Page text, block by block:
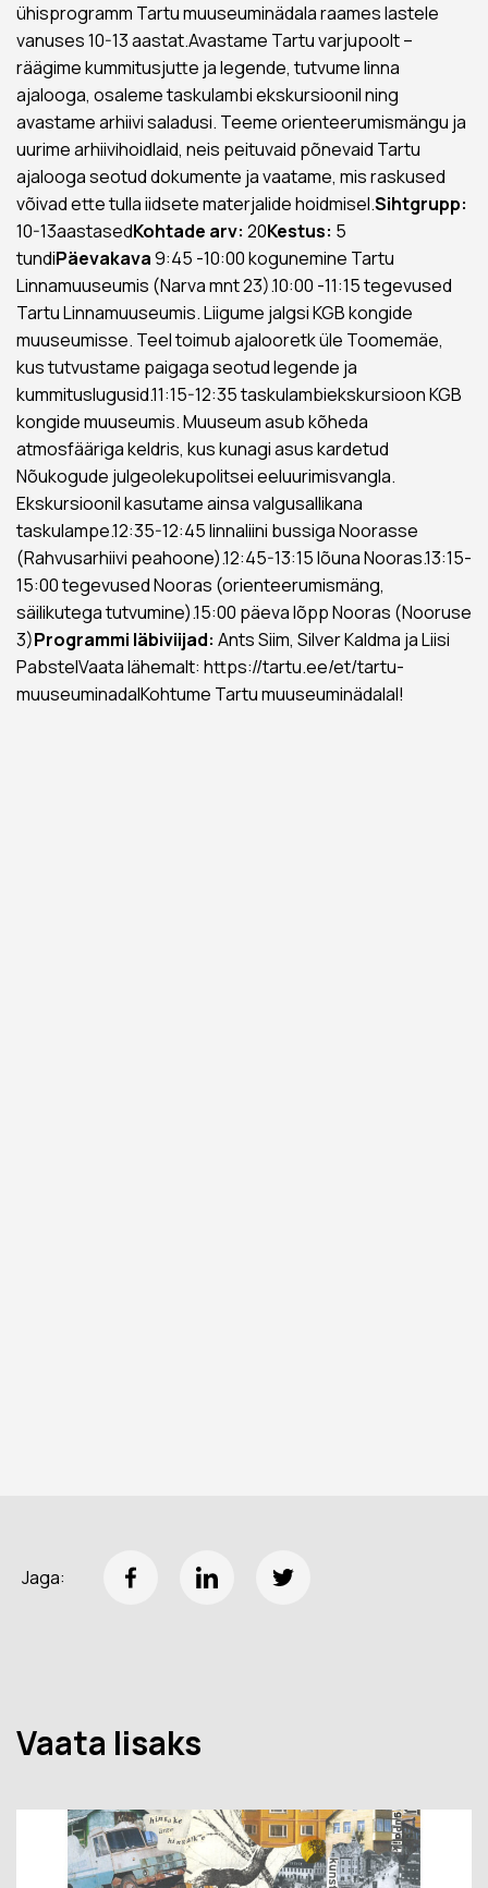
ühisprogramm Tartu muuseuminädala raames lastele
vanuses 10-13 aastat.Avastame Tartu varjupoolt –
räägime kummitusjutte ja legende, tutvume linna
ajalooga, osaleme taskulambi ekskursioonil ning
avastame arhiivi saladusi. Teeme orienteerumismängu ja
uurime arhiivihoidlaid, neis peituvaid põnevaid Tartu
ajalooga seotud dokumente ja vaatame, mis raskused
võivad ette tulla iidsete materjalide hoidmisel.Sihtgrupp:
10-13aastasedKohtade arv: 20Kestus: 5
tundiPäevakava9:45 -10:00 kogunemine Tartu
Linnamuuseumis (Narva mnt 23).10:00 -11:15 tegevused
Tartu Linnamuuseumis. Liigume jalgsi KGB kongide
muuseumisse. Teel toimub ajalooretk üle Toomemäe,
kus tutvustame paigaga seotud legende ja
kummituslugusid.11:15-12:35 taskulambiekskursioon KGB
kongide muuseumis. Muuseum asub kõheda
atmosfääriga keldris, kus kunagi asus kardetud
Nõukogude julgeolekupolitsei eeluurimisvangla.
Ekskursioonil kasutame ainsa valgusallikana
taskulampe.12:35-12:45 linnaliini bussiga Noorasse
(Rahvusarhiivi peahoone).12:45-13:15 lõuna Nooras.13:15-
15:00 tegevused Nooras (orienteerumismäng,
säilikutega tutvumine).15:00 päeva lõpp Nooras (Nooruse
3)Programmi läbiviijad: Ants Siim, Silver Kaldma ja Liisi
PabstelVaata lähemalt: https://tartu.ee/et/tartu-
muuseuminadalKohtume Tartu muuseuminädalal!
Jaga:
Vaata lisaks